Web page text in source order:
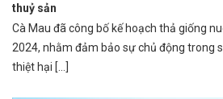
thuỷ sản
Cà Mau đã công bố kế hoạch thả giống
2024, nhằm đảm bảo sự chủ động trong
thiệt hại [...]